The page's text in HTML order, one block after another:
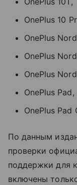
OnePlus 10
OnePlus
OnePlus
OnePlus
OnePlus Pad,
OnePlus Pad
По данным
проверки
поддержки для
включены